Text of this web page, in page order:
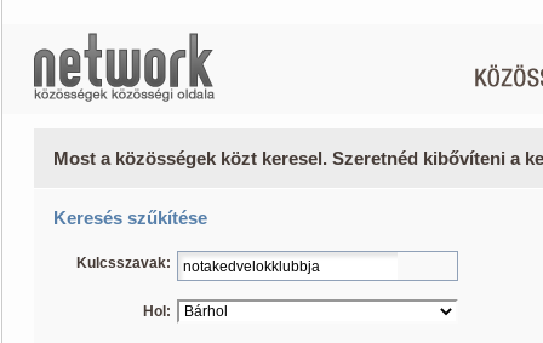
Most a közösségek közt keresel. Szeretnéd kibővíteni a
Keresés szűkítése
Kulcsszavak:
Hol: